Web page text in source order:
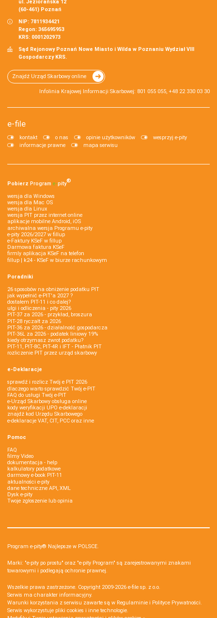
ul. Jeziorańska 12
(60-461) Poznań
NIP: 7811934421
Regon: 365695953
KRS: 0001202973
Sąd Rejonowy Poznań Nowe Miasto i Wilda w Poznaniu Wydział VIII
Gospodarczy KRS.
Znajdź Urząd Skarbowy online
Infolinia Krajowej Informacji Skarbowej: 801 055 055, +48 22 330 03 30
e-file
kontakt o nas opinie użytkowników
wesprzyj e-pity
informacje prawne
mapa serwisu
Pobierz Program e‑pity®
wersja dla Windows
wersja dla Mac OS
wersja dla Linux
wersja PIT przez internet online
aplikacje mobilne Android, iOS
archiwalna wersja Programu e-pity
e-pity 2026/2027 w fillup
e‑Faktury KSeF w fillup
Darmowa faktura KSeF
firmly aplikacja KSeF na telefon
fillup | k24 - KSeF w biurze rachunkowym
Poradniki
26 sposobów na obniżenie podatku PIT
jak wypełnić e-PIT'a 2027 ?
dostałem PIT-11 i co dalej?
ulgi i odliczenia - pity 2026
PIT-37 za 2026 - przykład, broszura
PIT-28 ryczałt za 2026
PIT-36 za 2026 - działalność gospodarcza
PIT-36L za 2026 - podatek liniowy 19%
kiedy otrzymasz zwrot podatku?
PIT-11, PIT-8C, PIT-4R i IFT - Płatnik PIT
rozliczenie PIT przez urząd skarbowy
e-Deklaracje
sprawdź i rozlicz Twój e PIT 2026
dlaczego warto sprawdzić Twój e-PIT
FAQ do usługi Twój e-PIT
e-Urząd Skarbowy obsługa online
kody weryfikacji UPO e-deklaracji
znajdź kod Urzędu Skarbowego
e-deklaracje VAT, CIT, PCC oraz inne
Pomoc
FAQ
filmy Video
dokumentacja - help
kalkulatory podatkowe
darmowy e-book PIT-11
aktualności e-pity
dane techniczne API, XML
Dysk e-pity
Twoje zgłoszenie lub opinia
Program e-pity® Najlepsze w POLSCE.
Marki: "e-pity po prostu" oraz "e-pity Program" są zarejestrowanymi znakami
towarowymi i podlegają ochronie prawnej.
Wszelkie prawa zastrzeżone. Copyright 2009-2026 e-file sp. z o.o.
Serwis ma charakter informacyjny.
Warunki korzystania z serwisu zawarte są w Regulaminie i Polityce Prywatności.
Serwis wykorzystuje pliki cookies i inne technologie.